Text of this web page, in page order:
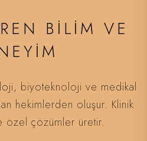
BİLİM VE
biyoteknoloji ve medikal
hekimlerden oluşur. Klinik
özel çözümler üretir.